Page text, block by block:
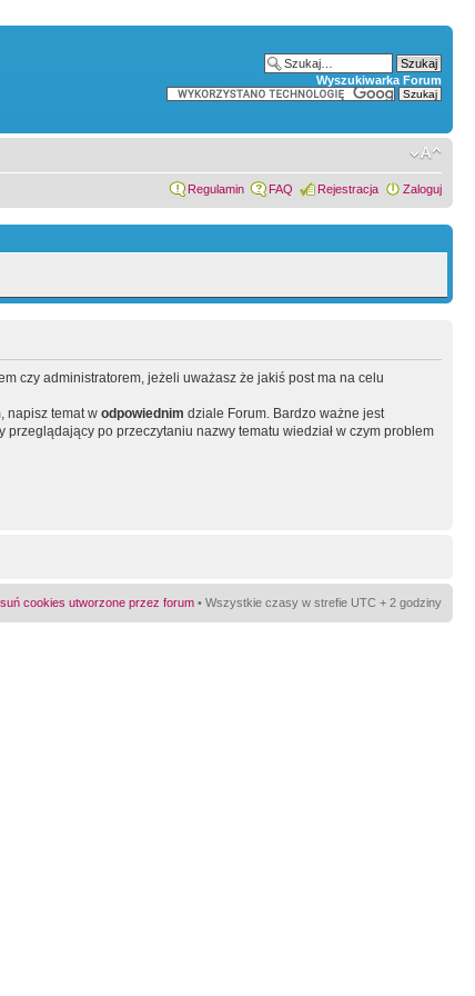
Wyszukiwarka Forum
Regulamin FAQ Rejestracja Zaloguj
czy administratorem, jeżeli uważasz że jakiś post ma na celu
napisz temat w odpowiednim dziale Forum. Bardzo ważne jest
po przeczytaniu nazwy tematu wiedział w czym problem
cookies utworzone przez forum • Wszystkie czasy w strefie UTC + 2 godziny